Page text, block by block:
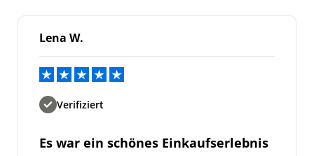
Lena W.
Verifiziert
Es war ein schönes Einkaufserlebnis